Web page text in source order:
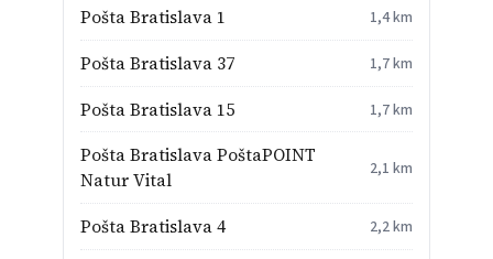
Pošta Bratislava 1 1,4 km
Pošta Bratislava 37 1,7 km
Pošta Bratislava 15 1,7 km
Pošta Bratislava PoštaPOINT
Natur Vital
2,1 km
Pošta Bratislava 4 2,2 km